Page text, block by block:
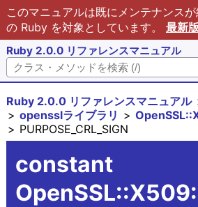
このマニュアルは既にメンテナンス
の Ruby を対象としています。 最新
Ruby 2.0.0 リファレンスマニュアル
Ruby 2.0.0 リファレンスマニュアル
opensslライブラリ
PURPOSE_CRL_SIGN
constant